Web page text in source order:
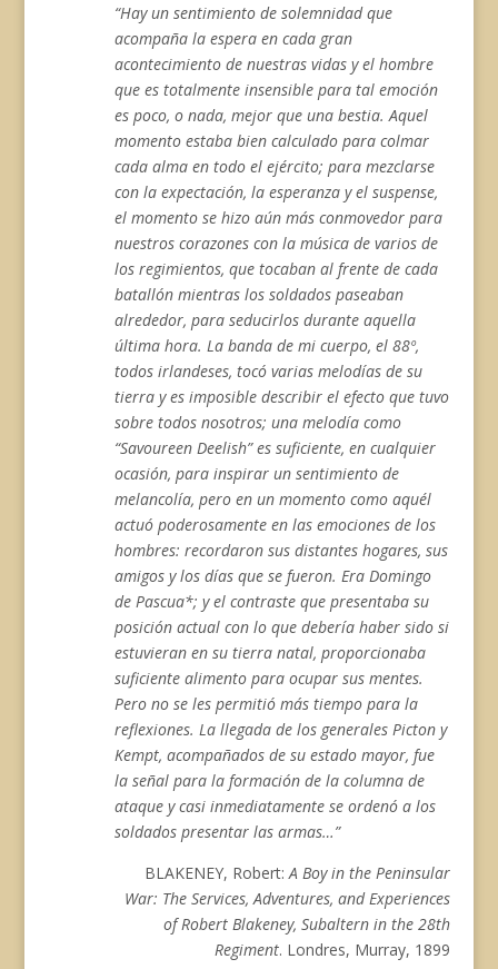
“Hay un sentimiento de solemnidad que
acompaña la espera en cada gran
acontecimiento de nuestras vidas y el hombre
que es totalmente insensible para tal emoción
es poco, o nada, mejor que una bestia. Aquel
momento estaba bien calculado para colmar
cada alma en todo el ejército; para mezclarse
con la expectación, la esperanza y el suspense,
el momento se hizo aún más conmovedor para
nuestros corazones con la música de varios de
los regimientos, que tocaban al frente de cada
batallón mientras los soldados paseaban
alrededor, para seducirlos durante aquella
última hora. La banda de mi cuerpo, el 88º,
todos irlandeses, tocó varias melodías de su
tierra y es imposible describir el efecto que tuvo
sobre todos nosotros; una melodía como
“Savoureen Deelish” es suficiente, en cualquier
ocasión, para inspirar un sentimiento de
melancolía, pero en un momento como aquél
actuó poderosamente en las emociones de los
hombres: recordaron sus distantes hogares, sus
amigos y los días que se fueron. Era Domingo
de Pascua*; y el contraste que presentaba su
posición actual con lo que debería haber sido si
estuvieran en su tierra natal, proporcionaba
suficiente alimento para ocupar sus mentes.
Pero no se les permitió más tiempo para la
reflexiones. La llegada de los generales Picton y
Kempt, acompañados de su estado mayor, fue
la señal para la formación de la columna de
ataque y casi inmediatamente se ordenó a los
soldados presentar las armas…”
BLAKENEY, Robert:A Boy in the Peninsular
War: The Services, Adventures, and Experiences
of Robert Blakeney, Subaltern in the 28th
Regiment. Londres, Murray, 1899